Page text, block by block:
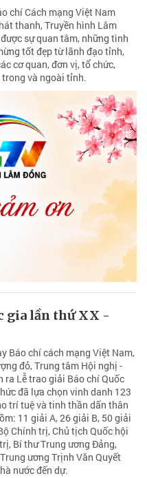
chí Cách mạng Việt Nam
thanh, Truyền hình Lâm
sự quan tâm, những tình
tốt đẹp từ lãnh đạo tỉnh,
cơ quan, đơn vị, tổ chức,
và ngoài tỉnh.
gia lần thứ XX -
Báo chí cách mạng Việt Nam,
đỏ, Trung tâm Hội nghị -
ra Lễ trao giải Báo chí Quốc
đã lựa chọn vinh danh 123
trí tuệ và tinh thần dấn thân
11 giải A, 26 giải B, 50 giải
Chính trị, Chủ tịch Quốc hội
Bí thư Trung ương Đảng,
ương Trịnh Văn Quyết
nước đến dự.